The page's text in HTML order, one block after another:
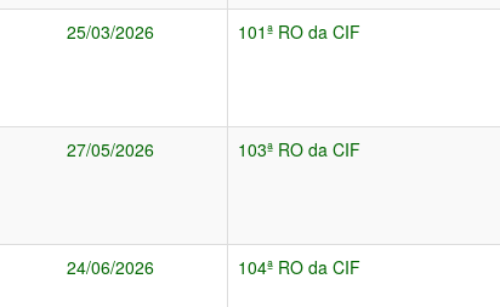
25/03/2026 101ª RO da CIF
27/05/2026 103ª RO da CIF
24/06/2026 104ª RO da CIF